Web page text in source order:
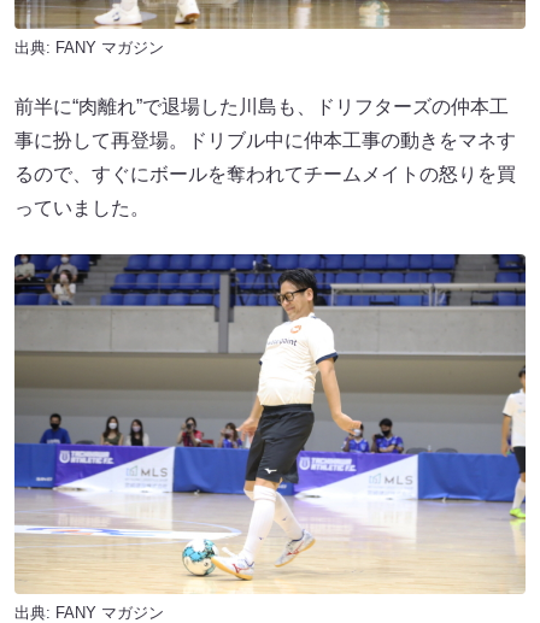
出典: FANY マガジン
前半に“肉離れ”で退場した川島も、ドリフターズの仲本工
事に扮して再登場。ドリブル中に仲本工事の動きをマネす
るので、すぐにボールを奪われてチームメイトの怒りを買
っていました。
出典: FANY マガジン